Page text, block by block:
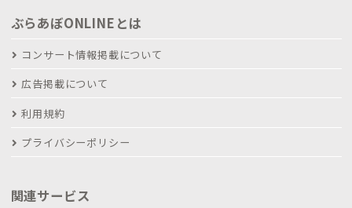
ぶらあぼONLINEとは
コンサート情報掲載について
広告掲載について
利用規約
プライバシーポリシー
関連サービス